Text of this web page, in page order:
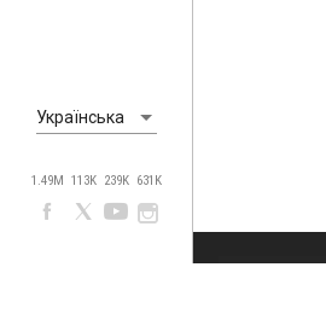
Українська
1.49M 113K 239K 631K